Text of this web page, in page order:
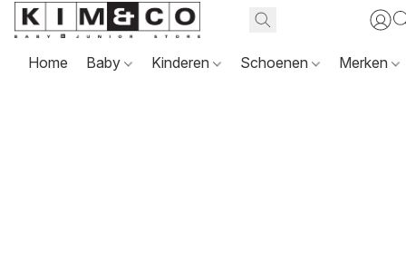
Home Baby Kinderen Schoenen Merken